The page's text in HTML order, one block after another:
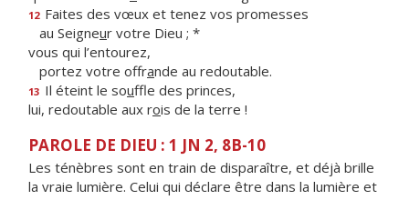
12 Faites des vœux et tenez vos promesses
au Seigneur votre Dieu ; *
vous qui l’entourez,
portez votre offrande au redoutable.
13 Il éteint le souffle des princes,
lui, redoutable aux rois de la terre !
PAROLE DE DIEU : 1 JN 2, 8B-10
Les ténèbres sont en train de disparaître, et déjà brille
la vraie lumière. Celui qui déclare être dans la lumière et